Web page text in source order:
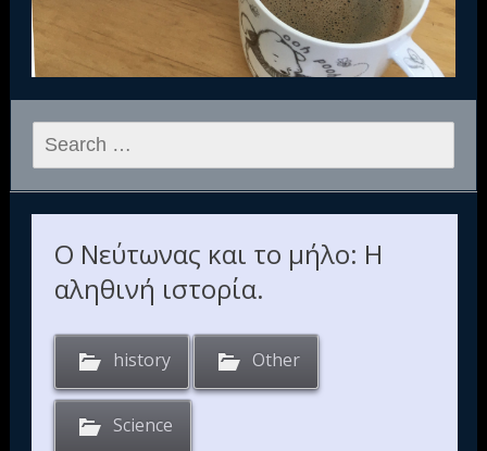
Search
for:
Ο Νεύτωνας και το μήλο: Η
αληθινή ιστορία.
history Other
Science